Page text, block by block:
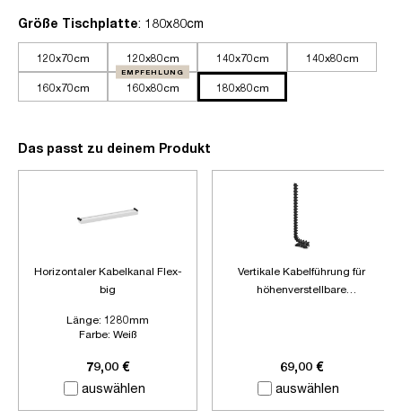
Größe Tischplatteauswählen
: 180x80cm
120x70cm 120x80cm 140x70cm 140x80cm
160x70cm 160x80cm
EMPFEHLUNG
180x80cm
Das passt zu deinem Produkt
auswählen
Horizontaler Kabelkanal Flex-
big
Länge: 1280mm
Farbe: Weiß
79,00 €
auswählen
Vertikale Kabelführung für
höhenverstellbare
69,00 €